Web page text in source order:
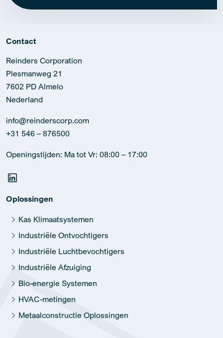
Contact
Reinders Corporation
Plesmanweg 21
7602 PD Almelo
Nederland
info@reinderscorp.com
+31 546 – 876500
Openingstijden: Ma tot Vr: 08:00 – 17:00
Oplossingen
Kas Klimaatsystemen
Industriële Ontvochtigers
Industriële Luchtbevochtigers
Industriële Afzuiging
Bio-energie Systemen
HVAC-metingen
Metaalconstructie Oplossingen